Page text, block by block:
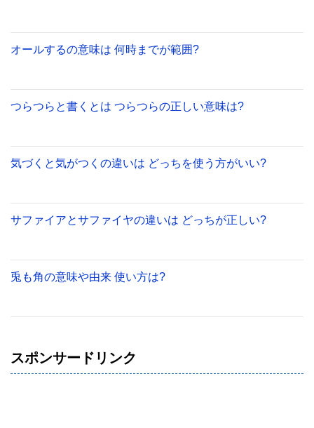
オールするの意味は 何時までが範囲?
つらつらと書くとは つらつらの正しい意味は?
気づくと気がつくの違いは どっちを使う方がいい?
サファイアとサファイヤの違いは どっちが正しい?
兎も角の意味や由来 使い方は?
スポンサードリンク